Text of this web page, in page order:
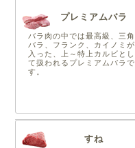
プレミアムバラ
バラ肉の中では最高級、三角
バラ、フランク、カイノミが
入った、上～特上カルビとし
て扱われるプレミアムバラで
す。
すね